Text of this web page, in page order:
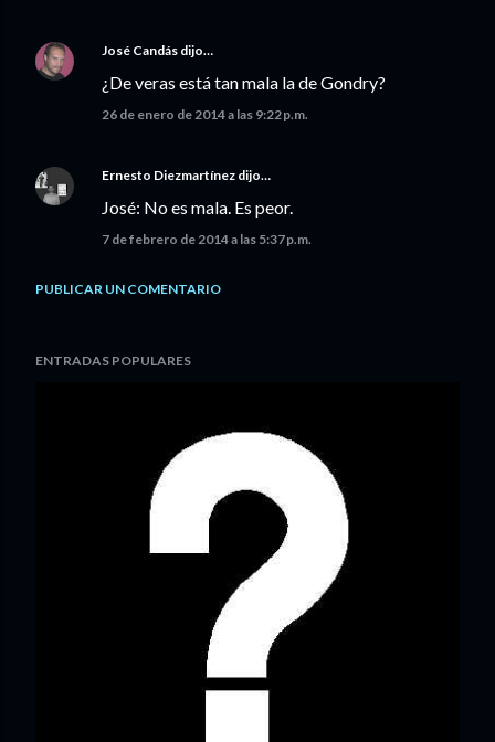
José Candás dijo…
¿De veras está tan mala la de Gondry?
26 de enero de 2014 a las 9:22 p.m.
Ernesto Diezmartínez dijo…
José: No es mala. Es peor.
7 de febrero de 2014 a las 5:37 p.m.
PUBLICAR UN COMENTARIO
ENTRADAS POPULARES